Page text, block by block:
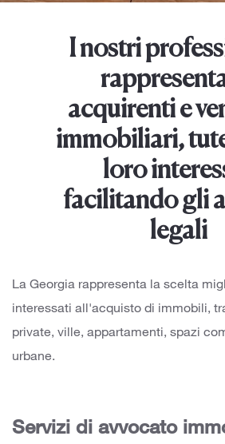
I nostri
acquirenti e
immobiliari,
loro
facilitando gli
legali
La Georgia rappresenta la scelta
interessati all'acquisto di immobili,
private, ville, appartamenti, spazi
urbane.
Servizi di avvocato